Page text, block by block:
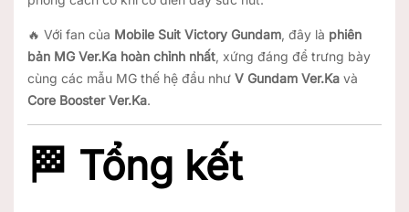
🔥 Với fan của Mobile Suit Victory Gundam, đây là phiên
bản MG Ver.Ka hoàn chỉnh nhất, xứng đáng để trưng bày
cùng các mẫu MG thế hệ đầu như V Gundam Ver.Ka và
Core Booster Ver.Ka.
🏁 Tổng kết